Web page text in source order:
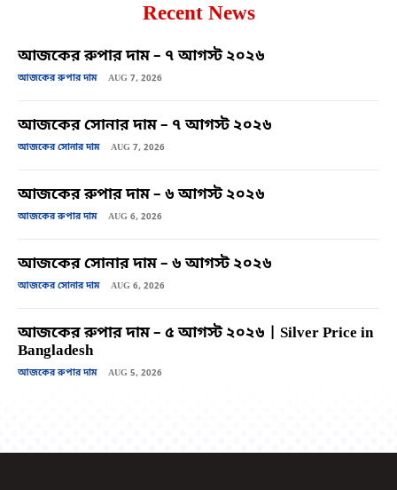
Recent News
আজকের রুপার দাম – ৭ আগস্ট ২০২৬
আজকের রুপার দাম AUG 7, 2026
আজকের সোনার দাম – ৭ আগস্ট ২০২৬
আজকের সোনার দাম AUG 7, 2026
আজকের রুপার দাম – ৬ আগস্ট ২০২৬
আজকের রুপার দাম AUG 6, 2026
আজকের সোনার দাম – ৬ আগস্ট ২০২৬
আজকের সোনার দাম AUG 6, 2026
আজকের রুপার দাম – ৫ আগস্ট ২০২৬ | Silver Price in
Bangladesh
আজকের রুপার দাম AUG 5, 2026